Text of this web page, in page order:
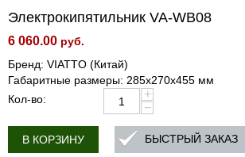
Электрокипятильник VA-WB08
6 060.00 руб.
Бренд: VIATTO (Китай)
Габаритные размеры: 285x270x455 мм
Кол-во:
+
−
В КОРЗИНУ БЫСТРЫЙ ЗАКАЗ